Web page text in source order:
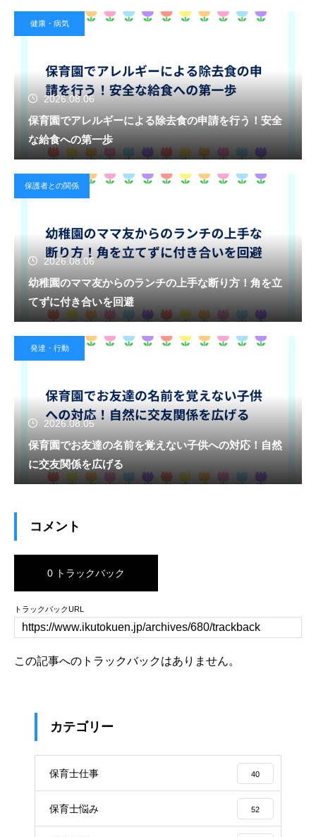
健康・病気
2026.08.06
保育園でアレルギーによる除去食の申請を行う！安全
な給食への第一歩
保護者との関係
2026.08.06
幼稚園のママ友からのランチの上手な断り方！角を立
てずに付き合いを回避
発達・行動
2026.08.05
保育園でお友達の名前を覚えない子供への対応！自然
に交友関係を広げる
コメント
0 トラックバック
トラックバックURL
この記事へのトラックバックはありません。
カテゴリー
保育士仕事 40
保育士悩み 52